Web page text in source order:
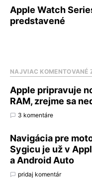
Apple Watch
predstavené
NAJVIAC KOMENTOVANÉ
Apple pripravuje
RAM, zrejme sa
3 komentáre
Navigácia pre
Sygicu je už v
a Android Auto
pridaj komentár